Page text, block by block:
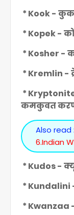
* Kook -
* Kopek -
* Kosher -
* Kremlin -
*
कमकुवत
Also read :
6.Indian
* Kudos -
* Kundalini
*